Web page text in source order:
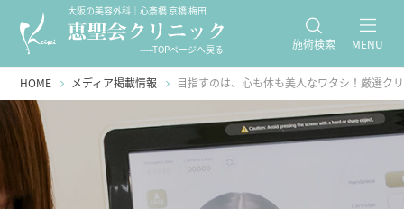
大阪の美容外科｜心斎橋 京橋 梅田
-----TOPページへ戻る 施術検索 MENU
HOME メディア掲載情報 目指すのは、心も体も美人なワタシ！厳選ク